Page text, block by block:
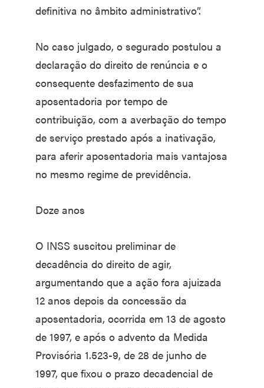
definitiva no âmbito administrativo”.
No caso julgado, o segurado postulou a
declaração do direito de renúncia e o
consequente desfazimento de sua
aposentadoria por tempo de
contribuição, com a averbação do tempo
de serviço prestado após a inativação,
para aferir aposentadoria mais vantajosa
no mesmo regime de previdência.
Doze anos
O INSS suscitou preliminar de
decadência do direito de agir,
argumentando que a ação fora ajuizada
12 anos depois da concessão da
aposentadoria, ocorrida em 13 de agosto
de 1997, e após o advento da Medida
Provisória 1.523-9, de 28 de junho de
1997, que fixou o prazo decadencial de